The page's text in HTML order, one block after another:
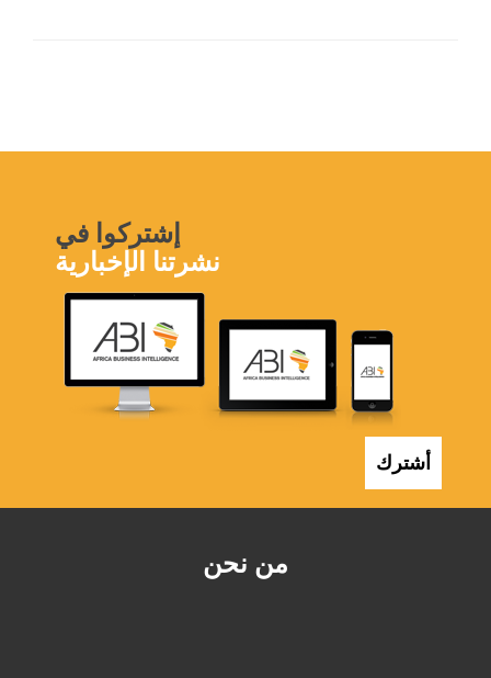
من نحن
إشتركوا في
نشرتنا الإخبارية
أشترك